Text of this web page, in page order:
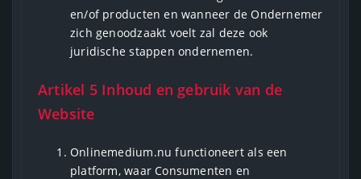
en/of producten en wanneer de Ondernemer
zich genoodzaakt voelt zal deze ook
juridische stappen ondernemen.
Artikel 5 Inhoud en gebruik van de
Website
Onlinemedium.nu functioneert als een
platform, waar Consumenten en